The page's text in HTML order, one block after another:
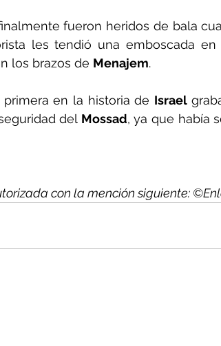
fueron heridos de bala
los brazos de Menajem.
en la historia de Israel
del Mossad, ya que había
con la mención siguiente: